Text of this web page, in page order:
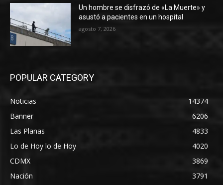
Un hombre se disfrazó de «La Muerte» y
asustó a pacientes en un hospital
agosto 7, 2026
POPULAR CATEGORY
Noticias
14374
Banner
6206
Las Planas
4833
Lo de Hoy lo de Hoy
4020
CDMX
3869
Nación
3791